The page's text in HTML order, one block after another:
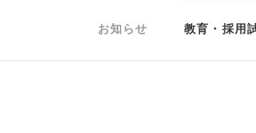
お知らせ 教育・採用